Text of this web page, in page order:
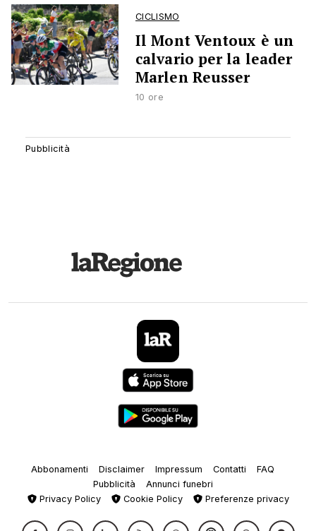
CICLISMO
Il Mont Ventoux è un
calvario per la leader
Marlen Reusser
10 ore
Abbonamenti Disclaimer Impressum Contatti
FAQ
Pubblicità
Annunci funebri
Privacy Policy
Cookie Policy Preferenze privacy